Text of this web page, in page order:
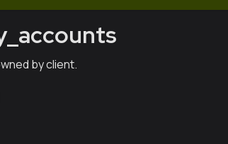
by client.